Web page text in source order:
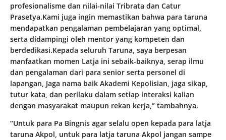
profesionalisme dan nilai-nilai Tribrata dan Catur
Prasetya.Kami juga ingin memastikan bahwa para taruna
mendapatkan pengalaman pembelajaran yang optimal,
serta didampingi oleh mentor yang kompeten dan
berdedikasi.Kepada seluruh Taruna, saya berpesan
manfaatkan momen Latja ini sebaik-baiknya, serap ilmu
dan pengalaman dari para senior serta personel di
lapangan, Jaga nama baik Akademi Kepolisian, jaga sikap,
tutur kata, dan perilaku dalam setiap interaksi kalian
dengan masyarakat maupun rekan kerja,” tambahnya.
“Untuk para Pa Bingnis agar selalu open kepada para latja
taruna Akpol, untuk para latja taruna Akpol jangan sampe